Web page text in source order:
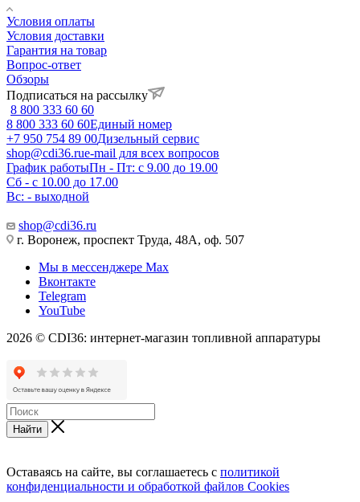
Условия оплаты
Условия доставки
Гарантия на товар
Вопрос-ответ
Обзоры
Подписаться на рассылку
8 800 333 60 60
8 800 333 60 60Единый номер
+7 950 754 89 00Дизельный сервис
shop@cdi36.rue-mail для всех вопросов
График работыПн - Пт: с 9.00 до 19.00
Сб - с 10.00 до 17.00
Вс: - выходной
shop@cdi36.ru
г. Воронеж, проспект Труда, 48А, оф. 507
Мы в мессенджере Max
Вконтакте
Telegram
YouTube
2026 © CDI36: интернет-магазин топливной аппаратуры
Найти
Оставаясь на сайте, вы соглашаетесь с политикой
конфиденциальности и обработкой файлов Cookies